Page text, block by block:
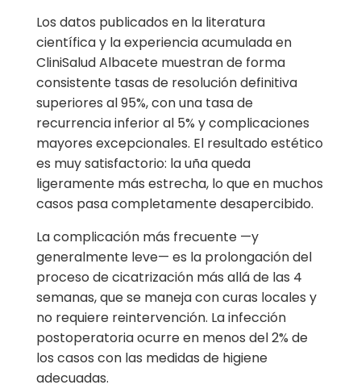
Los datos publicados en la literatura
científica y la experiencia acumulada en
CliniSalud Albacete muestran de forma
consistente tasas de resolución definitiva
superiores al 95%, con una tasa de
recurrencia inferior al 5% y complicaciones
mayores excepcionales. El resultado estético
es muy satisfactorio: la uña queda
ligeramente más estrecha, lo que en muchos
casos pasa completamente desapercibido.
La complicación más frecuente —y
generalmente leve— es la prolongación del
proceso de cicatrización más allá de las 4
semanas, que se maneja con curas locales y
no requiere reintervención. La infección
postoperatoria ocurre en menos del 2% de
los casos con las medidas de higiene
adecuadas.